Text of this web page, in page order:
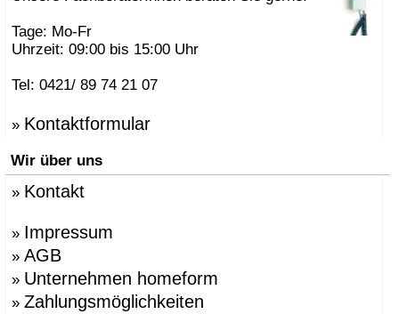
Tage: Mo-Fr
Uhrzeit: 09:00 bis 15:00 Uhr
Tel: 0421/ 89 74 21 07
» Kontaktformular
Wir über uns
» Kontakt
» Impressum
» AGB
» Unternehmen homeform
» Zahlungsmöglichkeiten